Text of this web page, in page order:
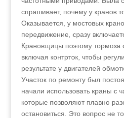
спрашивает, почему у кранов
Оказывается, у мостовых
передвижение, сразу
Крановщицы поэтому тормоза
включая контрток, чтобы
результате у двигателей
Участок по ремонту был
начали использовать краны с
которые позволяют плавно
остановиться. Это вопрос не